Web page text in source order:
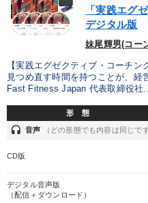
「実践エグ
デジタル版
妹尾輝男(コー
【実践エグゼクティブ・コーチ
見つめ直す時間を持つことが、経
Fast Fitness Japan 代表取締役社...
形 態
headset 音声 （どの形態でも内容は同じです
CD版
デジタル音声版
（配信＋ダウンロード）